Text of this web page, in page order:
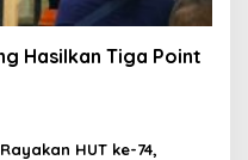
Hasilkan Tiga Point
HUT ke-74,